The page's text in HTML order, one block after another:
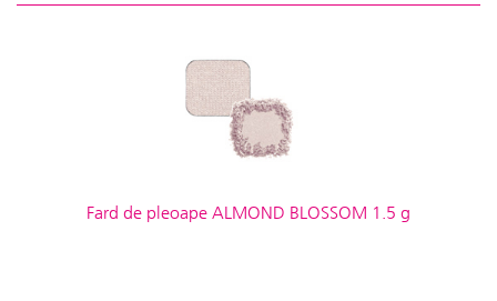
Fard de pleoape ALMOND BLOSSOM 1.5 g